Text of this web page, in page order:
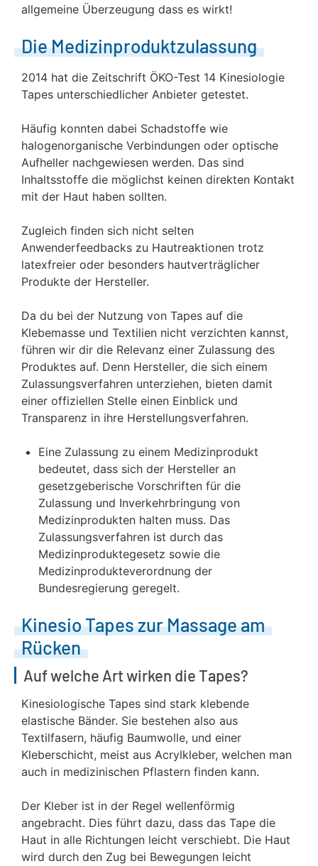
allgemeine Überzeugung dass es wirkt!
Die Medizinproduktzulassung
2014 hat die Zeitschrift ÖKO-Test 14 Kinesiologie
Tapes unterschiedlicher Anbieter getestet.
Häufig konnten dabei Schadstoffe wie
halogenorganische Verbindungen oder optische
Aufheller nachgewiesen werden. Das sind
Inhaltsstoffe die möglichst keinen direkten Kontakt
mit der Haut haben sollten.
Zugleich finden sich nicht selten
Anwenderfeedbacks zu Hautreaktionen trotz
latexfreier oder besonders hautverträglicher
Produkte der Hersteller.
Da du bei der Nutzung von Tapes auf die
Klebemasse und Textilien nicht verzichten kannst,
führen wir dir die Relevanz einer Zulassung des
Produktes auf. Denn Hersteller, die sich einem
Zulassungsverfahren unterziehen, bieten damit
einer offiziellen Stelle einen Einblick und
Transparenz in ihre Herstellungsverfahren.
Eine Zulassung zu einem Medizinprodukt
bedeutet, dass sich der Hersteller an
gesetzgeberische Vorschriften für die
Zulassung und Inverkehrbringung von
Medizinprodukten halten muss. Das
Zulassungsverfahren ist durch das
Medizinproduktegesetz sowie die
Medizinprodukteverordnung der
Bundesregierung geregelt.
Kinesio Tapes zur Massage am
Rücken
Auf welche Art wirken die Tapes?
Kinesiologische Tapes sind stark klebende
elastische Bänder. Sie bestehen also aus
Textilfasern, häufig Baumwolle, und einer
Kleberschicht, meist aus Acrylkleber, welchen man
auch in medizinischen Pflastern finden kann.
Der Kleber ist in der Regel wellenförmig
angebracht. Dies führt dazu, dass das Tape die
Haut in alle Richtungen leicht verschiebt. Die Haut
wird durch den Zug bei Bewegungen leicht